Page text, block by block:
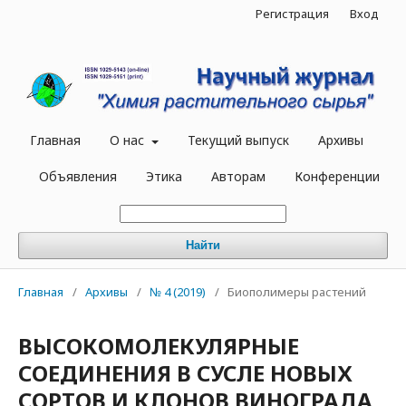
Главная О нас Текущий выпуск Архивы
Объявления Этика Авторам Конференции
Найти
Регистрация Вход
Главная / Архивы / № 4 (2019) / Биополимеры растений
ВЫСОКОМОЛЕКУЛЯРНЫЕ
СОЕДИНЕНИЯ В СУСЛЕ НОВЫХ